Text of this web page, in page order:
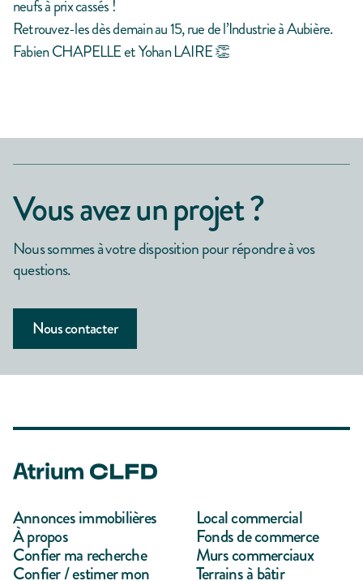
neufs à prix cassés !
Retrouvez-les dès demain au 15, rue de l’Industrie à Aubière.
Fabien CHAPELLE et Yohan LAIRE 👏
Vous avez un projet ?
Nous sommes à votre disposition pour répondre à vos
questions.
Nous contacter
Annonces immobilières
À propos
Confier ma recherche
Confier / estimer mon
Local commercial
Fonds de commerce
Murs commerciaux
Terrains à bâtir